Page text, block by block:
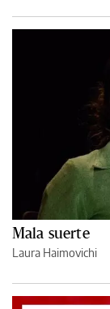
Mala suerte
Laura Haimovichi